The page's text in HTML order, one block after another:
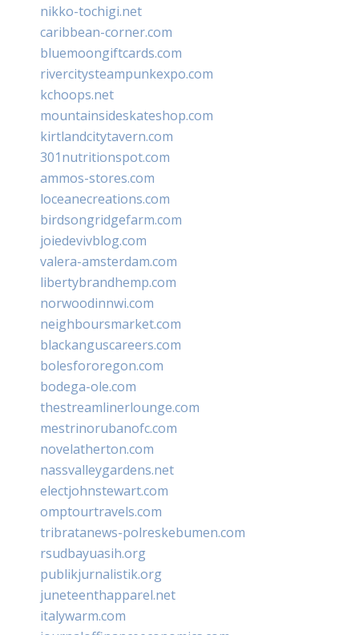
nikko-tochigi.net
caribbean-corner.com
bluemoongiftcards.com
rivercitysteampunkexpo.com
kchoops.net
mountainsideskateshop.com
kirtlandcitytavern.com
301nutritionspot.com
ammos-stores.com
loceanecreations.com
birdsongridgefarm.com
joiedevivblog.com
valera-amsterdam.com
libertybrandhemp.com
norwoodinnwi.com
neighboursmarket.com
blackanguscareers.com
bolesfororegon.com
bodega-ole.com
thestreamlinerlounge.com
mestrinorubanofc.com
novelatherton.com
nassvalleygardens.net
electjohnstewart.com
omptourtravels.com
tribratanews-polreskebumen.com
rsudbayuasih.org
publikjurnalistik.org
juneteenthapparel.net
italywarm.com